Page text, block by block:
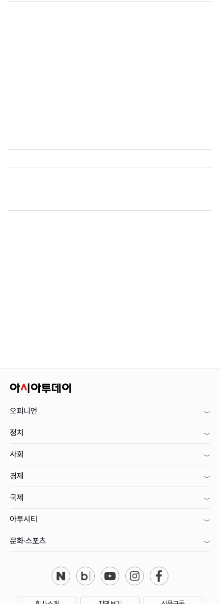
오피니언
정치
사회
경제
국제
아투시티
문화·스포츠